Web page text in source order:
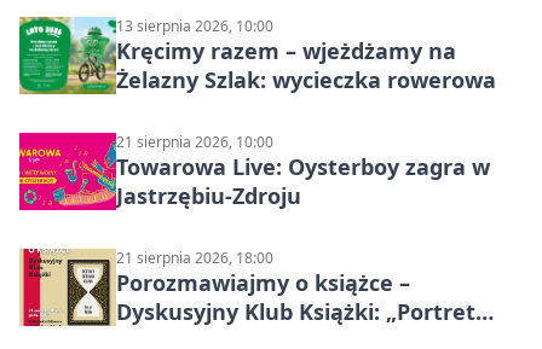
13 sierpnia 2026, 10:00
Kręcimy razem – wjeżdżamy na
Żelazny Szlak: wycieczka rowerowa
21 sierpnia 2026, 10:00
Towarowa Live: Oysterboy zagra w
Jastrzębiu-Zdroju
21 sierpnia 2026, 18:00
Porozmawiajmy o książce –
Dyskusyjny Klub Książki: „Portret